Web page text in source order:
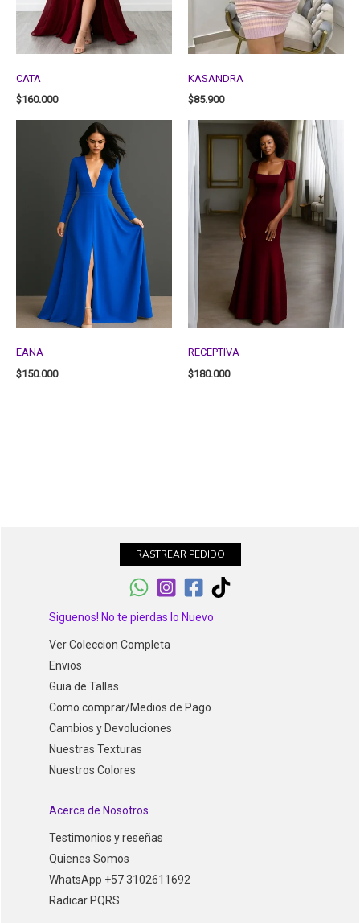
CATA
$160.000
KASANDRA
$85.900
EANA
$150.000
RECEPTIVA
$180.000
RASTREAR PEDIDO
Siguenos! No te pierdas lo Nuevo
Ver Coleccion Completa
Envios
Guia de Tallas
Como comprar/Medios de Pago
Cambios y Devoluciones
Nuestras Texturas
Nuestros Colores
Acerca de Nosotros
Testimonios y reseñas
Quienes Somos
WhatsApp +57 3102611692
Radicar PQRS